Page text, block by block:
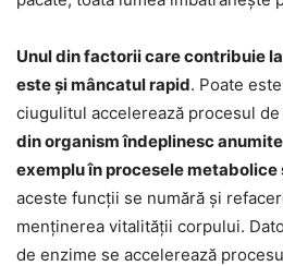
Unul din factorii care contribuie
este și mâncatul rapid. Poate
ciugulitul accelerează procesul
din organism îndeplinesc
exemplu în procesele
aceste funcții se numără și
menținerea vitalității corpului.
de enzime se accelerează